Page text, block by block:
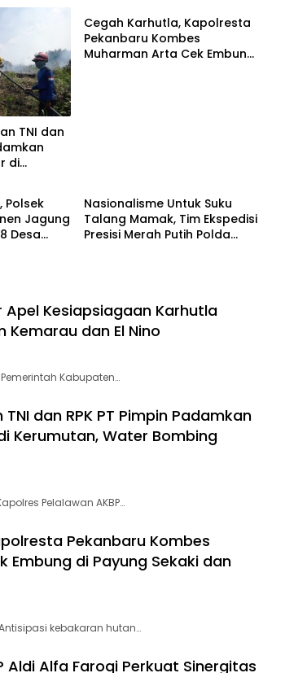
TNI dan
di
Cegah Karhutla, Kapolresta
Pekanbaru Kombes
Muharman Arta Cek Embung
Polsek
Jagung
Desa
Nasionalisme Untuk Suku
Talang Mamak, Tim Ekspedisi
Presisi Merah Putih Polda
Apel Kesiapsiagaan Karhutla
Kemarau dan El Nino
Pemerintah Kabupaten…
dan RPK PT Pimpin Padamkan
Kerumutan, Water Bombing
Pelalawan AKBP…
Pekanbaru Kombes
Embung di Payung Sekaki dan
Antisipasi kebakaran hutan…
Aldi Alfa Faroqi Perkuat Sinergitas